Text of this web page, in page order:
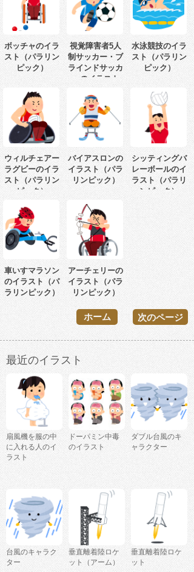
ボッチャのイラ
スト（パラリン
ピック）
視覚障害者5人
制サッカー・ブ
ラインドサッカ
ーのイラスト
ク）
水泳競技のイラ
スト（パラリン
ピック）
ウィルチェアー
ラグビーのイラ
スト（パラリン
ピック）
バイアスロンの
イラスト（パラ
リンピック）
シッティングバ
レーボールのイ
ラスト（パラリ
ンピック）
車いすマラソン
のイラスト（パ
ラリンピック）
アーチェリーの
イラスト（パラ
リンピック）
次のページ
ホーム
最近のイラスト
扇風機を服の中
に入れる人のイ
ラスト
ドーパミン中毒
のイラスト
ダブル台風のキ
ャラクター
台風のキャラク
ター
垂直離着陸ロケ
ット（アーム）
垂直離着陸ロケ
ット